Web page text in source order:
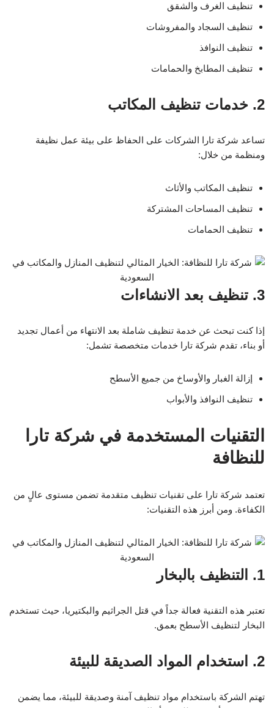
تنظيف الغرف والشقق
تنظيف السجاد والمفروشات
تنظيف النوافذ
تنظيف المطابخ والحمامات
2. خدمات تنظيف المكاتب
تساعد شركة تارا الشركات على الحفاظ على بيئة عمل نظيفة
ومنظمة من خلال:
تنظيف المكاتب والأثاث
تنظيف المساحات المشتركة
تنظيف الحمامات
3. تنظيف بعد الانشاءات
إذا كنت تبحث عن خدمة تنظيف شاملة بعد الانتهاء من أعمال تجديد
أو بناء، تقدم شركة تارا خدمات متخصصة تشمل:
إزالة الغبار والأوساخ من جميع الأسطح
تنظيف النوافذ والأبواب
التقنيات المستخدمة في شركة تارا
للنظافة
تعتمد شركة تارا على تقنيات تنظيف متقدمة تضمن مستوى عالٍ من
الكفاءة. ومن أبرز هذه التقنيات:
1. التنظيف بالبخار
تعتبر هذه التقنية فعالة جداً في قتل الجراثيم والبكتيريا، حيث تستخدم
البخار لتنظيف الأسطح بعمق.
2. استخدام المواد الصديقة للبيئة
تهتم الشركة باستخدام مواد تنظيف آمنة وصديقة للبيئة، مما يضمن